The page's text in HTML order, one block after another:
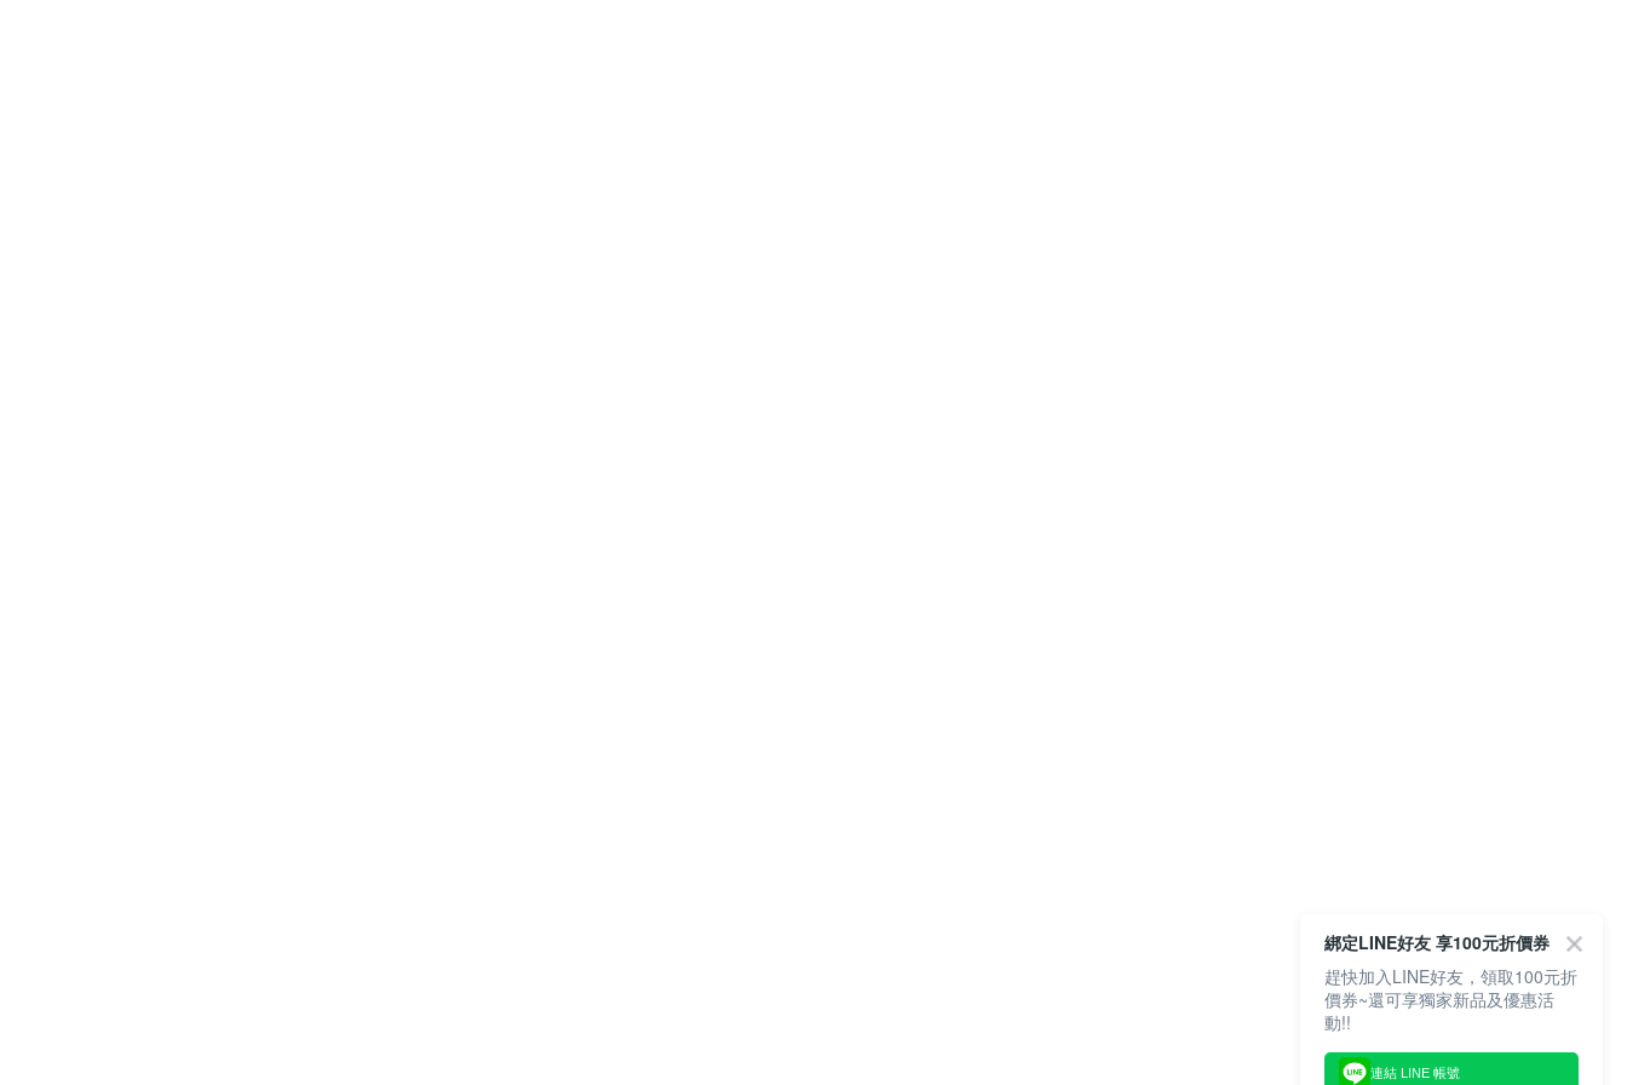
綁定LINE好友 享100元折價券
趕快加入LINE好友，領取100元折
價券~還可享獨家新品及優惠活
動!!
連結 LINE 帳號